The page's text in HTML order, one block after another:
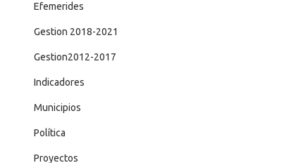
Efemerides
Gestion 2018-2021
Gestion2012-2017
Indicadores
Municipios
Política
Proyectos